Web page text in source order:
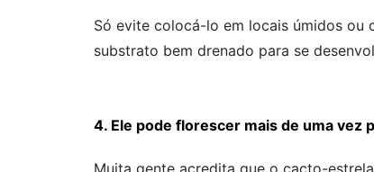
Só evite colocá-lo em locais úmidos ou
substrato bem drenado para se
4. Ele pode florescer mais de uma vez
Muita gente acredita que o cacto-